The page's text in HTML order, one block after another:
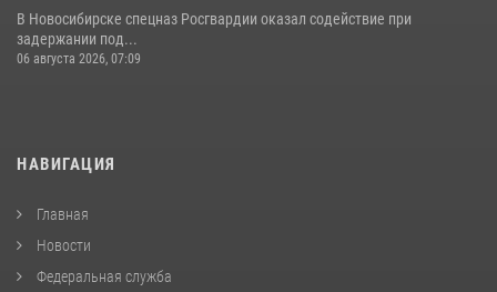
В Новосибирске спецназ Росгвардии оказал содействие при
задержании под...
06 августа 2026, 07:09
НАВИГАЦИЯ
Главная
Новости
Федеральная служба